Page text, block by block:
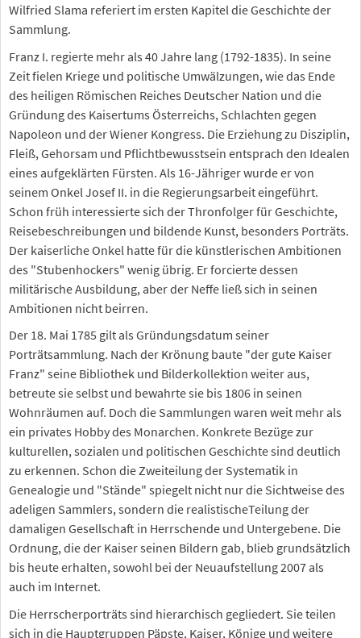
Wilfried Slama referiert im ersten Kapitel die Geschichte der
Sammlung.
Franz I. regierte mehr als 40 Jahre lang (1792-1835). In seine
Zeit fielen Kriege und politische Umwälzungen, wie das Ende
des heiligen Römischen Reiches Deutscher Nation und die
Gründung des Kaisertums Österreichs, Schlachten gegen
Napoleon und der Wiener Kongress. Die Erziehung zu Disziplin,
Fleiß, Gehorsam und Pflichtbewusstsein entsprach den Idealen
eines aufgeklärten Fürsten. Als 16-Jähriger wurde er von
seinem Onkel Josef II. in die Regierungsarbeit eingeführt.
Schon früh interessierte sich der Thronfolger für Geschichte,
Reisebeschreibungen und bildende Kunst, besonders Porträts.
Der kaiserliche Onkel hatte für die künstlerischen Ambitionen
des "Stubenhockers" wenig übrig. Er forcierte dessen
militärische Ausbildung, aber der Neffe ließ sich in seinen
Ambitionen nicht beirren.
Der 18. Mai 1785 gilt als Gründungsdatum seiner
Porträtsammlung. Nach der Krönung baute "der gute Kaiser
Franz" seine Bibliothek und Bilderkollektion weiter aus,
betreute sie selbst und bewahrte sie bis 1806 in seinen
Wohnräumen auf. Doch die Sammlungen waren weit mehr als
ein privates Hobby des Monarchen. Konkrete Bezüge zur
kulturellen, sozialen und politischen Geschichte sind deutlich
zu erkennen. Schon die Zweiteilung der Systematik in
Genealogie und "Stände" spiegelt nicht nur die Sichtweise des
adeligen Sammlers, sondern die realistischeTeilung der
damaligen Gesellschaft in Herrschende und Untergebene. Die
Ordnung, die der Kaiser seinen Bildern gab, blieb grundsätzlich
bis heute erhalten, sowohl bei der Neuaufstellung 2007 als
auch im Internet.
Die Herrscherporträts sind hierarchisch gegliedert. Sie teilen
sich in die Hauptgruppen Päpste, Kaiser, Könige und weitere